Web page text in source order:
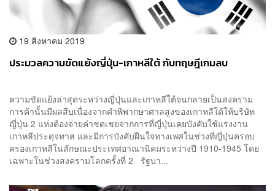
19 สิงหาคม 2019
ประมวลความขัดแย้งญี่ปุ่น-เกาหลีใต้ กับทฤษฎีเกมลบ
ความขัดแย้งล่าสุดระหว่างญี่ปุ่นและเกาหลีใต้จนกลายเป็นสงคราม
การค้านั้นมีผลสืบเนื่องจากคำพิพากษาศาลสูงของเกาหลีใต้ให้บริษัท
ญี่ปุ่น 2 แห่งต้องจ่ายค่าชดเชยจากการที่ญี่ปุ่นเคยบังคับใช้แรงงาน
เกาหลีประดุจทาส และมีการบังคับฝืนใจทางเพศในช่วงที่ญี่ปุ่นครอบ
ครองเกาหลีในลักษณะประเทศอาณานิคมระหว่างปี 1910-1945 โดย
เฉพาะในช่วงสงครามโลกครั้งที่ 2 รัฐบา...